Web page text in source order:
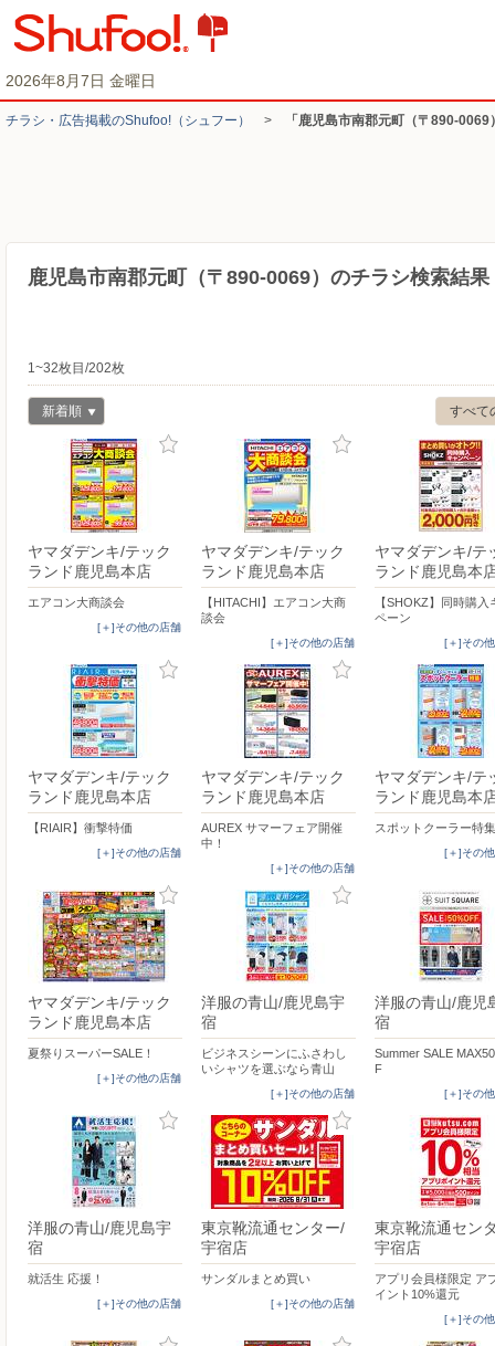
2026年8月7日 金曜日
チラシ・​広告掲載の​Shufoo!​（シュフー） > 「鹿児島市南郡元町（〒890-
鹿児島市南郡元町（〒890-0069）のチラシ検索結果
1~32枚目/202枚
すべて
新着順
ヤマダデンキ/テック
ランド鹿児島本店
エアコン大商談会
[＋]その他の店舗
ヤマダデンキ/テック
ランド鹿児島本店
【HITACHI】エアコン大商
談会
[＋]その他の店舗
ヤマダデンキ/テ
ランド鹿児島本
【SHOKZ】同時購入
ペーン
[＋]その
ヤマダデンキ/テック
ランド鹿児島本店
【RIAIR】衝撃特価
[＋]その他の店舗
ヤマダデンキ/テック
ランド鹿児島本店
AUREX サマーフェア開催
中！
[＋]その他の店舗
ヤマダデンキ/テ
ランド鹿児島本
スポットクーラー特集
[＋]その
ヤマダデンキ/テック
ランド鹿児島本店
夏祭りスーパーSALE！
[＋]その他の店舗
洋服の青山/鹿児島宇
宿
ビジネスシーンにふさわし
いシャツを選ぶなら青山
[＋]その他の店舗
洋服の青山/鹿児
宿
Summer SALE
F
[＋]その
洋服の青山/鹿児島宇
宿
就活生 応援！
[＋]その他の店舗
東京靴流通センター/
宇宿店
サンダルまとめ買い
[＋]その他の店舗
東京靴流通セン
宇宿店
アプリ会員様限定 ア
イント10%還元
[＋]その